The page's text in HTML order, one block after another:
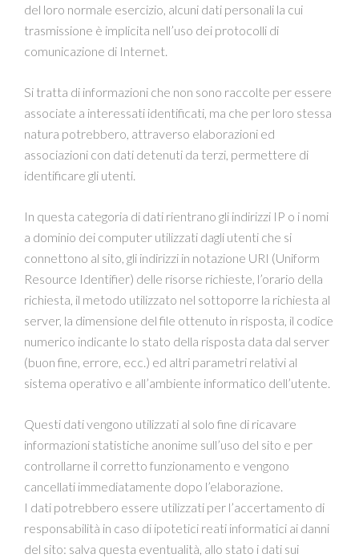
del loro normale esercizio, alcuni dati personali la cui
trasmissione è implicita nell’uso dei protocolli di
comunicazione di Internet.
Si tratta di informazioni che non sono raccolte per essere
associate a interessati identificati, ma che per loro stessa
natura potrebbero, attraverso elaborazioni ed
associazioni con dati detenuti da terzi, permettere di
identificare gli utenti.
In questa categoria di dati rientrano gli indirizzi IP o i nomi
a dominio dei computer utilizzati dagli utenti che si
connettono al sito, gli indirizzi in notazione URI (Uniform
Resource Identifier) delle risorse richieste, l’orario della
richiesta, il metodo utilizzato nel sottoporre la richiesta al
server, la dimensione del file ottenuto in risposta, il codice
numerico indicante lo stato della risposta data dal server
(buon fine, errore, ecc.) ed altri parametri relativi al
sistema operativo e all’ambiente informatico dell’utente.
Questi dati vengono utilizzati al solo fine di ricavare
informazioni statistiche anonime sull’uso del sito e per
controllarne il corretto funzionamento e vengono
cancellati immediatamente dopo l’elaborazione.
I dati potrebbero essere utilizzati per l’accertamento di
responsabilità in caso di ipotetici reati informatici ai danni
del sito: salva questa eventualità, allo stato i dati sui